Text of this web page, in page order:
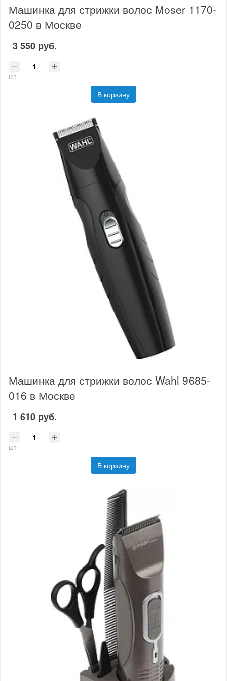
Машинка для стрижки волос Moser 1170-
0250 в Москве
3 550 руб.
шт
В корзину
Машинка для стрижки волос Wahl 9685-
016 в Москве
1 610 руб.
шт
В корзину